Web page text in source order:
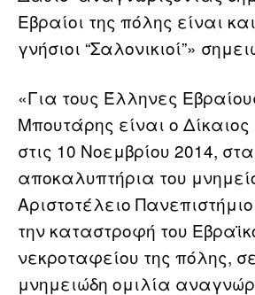
Εβραίοι της πόλης είναι
γνήσιοι “Σαλονικιοί”»
«Για τους Έλληνες
Μπουτάρης είναι ο
στις 10 Νοεμβρίου 2014, στα
αποκαλυπτήρια του
Αριστοτέλειο
την καταστροφή του
νεκροταφείου της πόλης,
μνημειώδη ομιλία